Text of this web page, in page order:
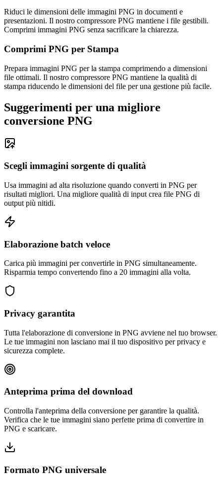
Riduci le dimensioni delle immagini PNG in documenti e
presentazioni. Il nostro compressore PNG mantiene i file gestibili.
Comprimi immagini PNG senza sacrificare la chiarezza.
Comprimi PNG per Stampa
Prepara immagini PNG per la stampa comprimendo a dimensioni
file ottimali. Il nostro compressore PNG mantiene la qualità di
stampa riducendo le dimensioni del file per una gestione più facile.
Suggerimenti per una migliore
conversione PNG
Scegli immagini sorgente di qualità
Usa immagini ad alta risoluzione quando converti in PNG per
risultati migliori. Una migliore qualità di input crea file PNG di
output più nitidi.
Elaborazione batch veloce
Carica più immagini per convertirle in PNG simultaneamente.
Risparmia tempo convertendo fino a 20 immagini alla volta.
Privacy garantita
Tutta l'elaborazione di conversione in PNG avviene nel tuo browser.
Le tue immagini non lasciano mai il tuo dispositivo per privacy e
sicurezza complete.
Anteprima prima del download
Controlla l'anteprima della conversione per garantire la qualità.
Verifica che le tue immagini siano perfette prima di convertire in
PNG e scaricare.
Formato PNG universale